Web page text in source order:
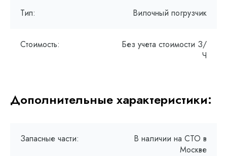
Тип: Вилочный погрузчик
Стоимость:
Без учета стоимости З/
Ч
Дополнительные характеристики:
Запасные части:
В наличии на СТО в
Москве